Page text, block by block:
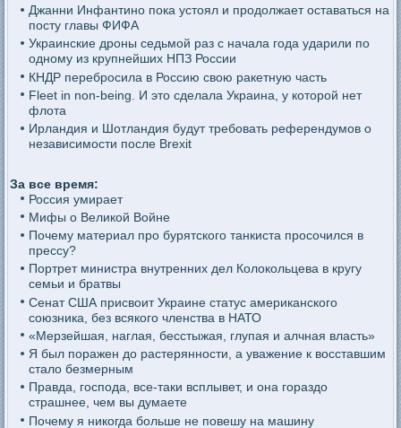
Джанни Инфантино пока устоял и продолжает оставаться на
посту главы ФИФА
Украинские дроны седьмой раз с начала года ударили по
одному из крупнейших НПЗ России
КНДР перебросила в Россию свою ракетную часть
Fleet in non-being. И это сделала Украина, у которой нет
флота
Ирландия и Шотландия будут требовать референдумов о
независимости после Brexit
За все время:
Россия умирает
Мифы о Великой Войне
Почему материал про бурятского танкиста просочился в
прессу?
Портрет министра внутренних дел Колокольцева в кругу
семьи и братвы
Сенат США присвоит Украине статус американского
союзника, без всякого членства в НАТО
«Мерзейшая, наглая, бесстыжая, глупая и алчная власть»
Я был поражен до растерянности, а уважение к восставшим
стало безмерным
Правда, господа, все-таки всплывет, и она гораздо
страшнее, чем вы думаете
Почему я никогда больше не повешу на машину